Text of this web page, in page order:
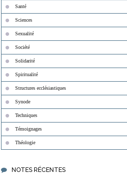
Santé
Sciences
Sexualité
Société
Solidarité
Spiritualité
Structures ecclésiastiques
Synode
Techniques
Témoignages
Théologie
NOTES RÉCENTES